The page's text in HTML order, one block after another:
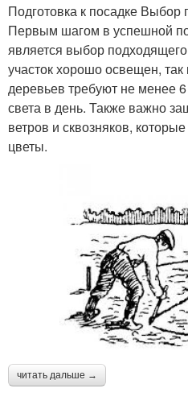
Подготовка к посадке Выбор
Первым шагом в успешной
является выбор
участок хорошо освещен,
деревьев требуют не менее
света в день. Также важно
ветров и сквозняков,
цветы.
читать дальше →